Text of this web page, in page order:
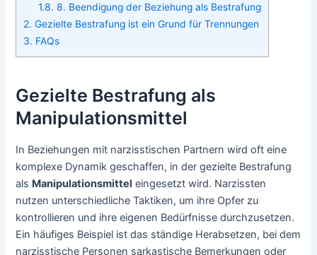
1.8. 8. Beendigung der Beziehung als Bestrafung
2. Gezielte Bestrafung ist ein Grund für Trennungen
3. FAQs
Gezielte Bestrafung als
Manipulationsmittel
In Beziehungen mit narzisstischen Partnern wird oft eine
komplexe Dynamik geschaffen, in der gezielte Bestrafung
als Manipulationsmittel eingesetzt wird. Narzissten
nutzen unterschiedliche Taktiken, um ihre Opfer zu
kontrollieren und ihre eigenen Bedürfnisse durchzusetzen.
Ein häufiges Beispiel ist das ständige Herabsetzen, bei dem
narzisstische Personen sarkastische Bemerkungen oder